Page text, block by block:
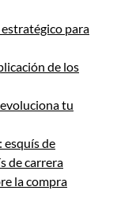
para
de los
tu
esquís de
de carrera
la compra